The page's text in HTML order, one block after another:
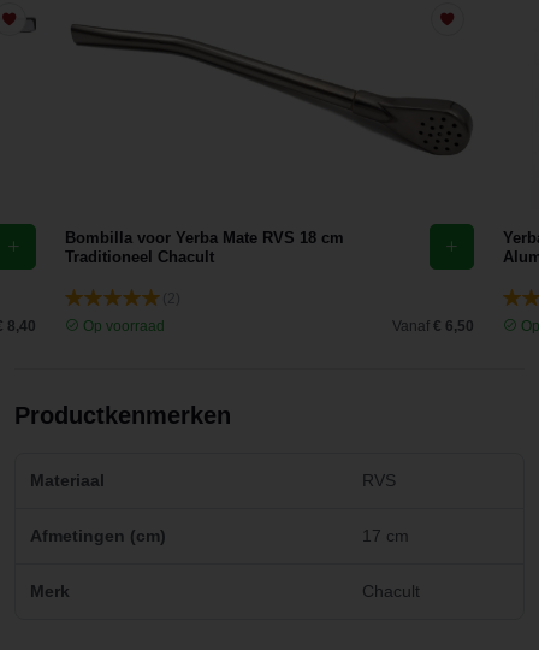
8,40
Bombilla voor Yerba Mate RVS 18 cm
Traditioneel Chacult
Op voorraad
Vanaf € 6,50
Productkenmerken
Materiaal RVS
Afmetingen (cm) 17 cm
Merk Chacult